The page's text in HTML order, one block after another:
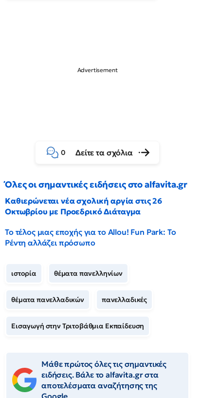
0 Δείτε τα σχόλια
Όλες οι σημαντικές ειδήσεις στο alfavita.gr
Καθιερώνεται νέα σχολική αργία στις 26
Οκτωβρίου με Προεδρικό Διάταγμα
Το τέλος μιας εποχής για το Allou! Fun Park: Το
Ρέντη αλλάζει πρόσωπο
ιστορία θέματα πανελληνίων
θέματα πανελλαδικών πανελλαδικές
Εισαγωγή στην Τριτοβάθμια Εκπαίδευση
Μάθε πρώτος όλες τις σημαντικές
ειδήσεις. Βάλε το alfavita.gr στα
αποτελέσματα αναζήτησης της
Google